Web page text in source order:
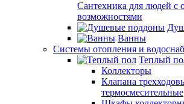
Сантехника для людей с
возможностями
Ванны
Системы отопления и
Теплый
Коллекторы
Клапана
термосмесительные